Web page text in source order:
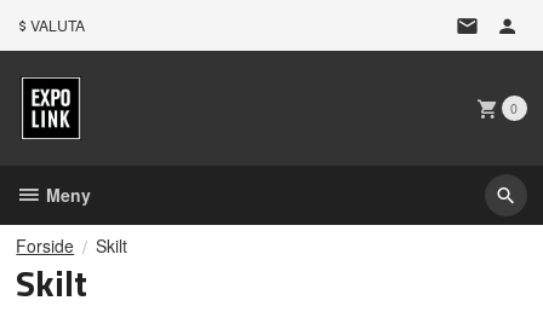
VALUTA
0
Meny
Forside Skilt
Skilt